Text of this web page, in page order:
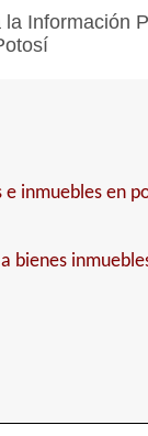
Información
inmuebles en
bienes